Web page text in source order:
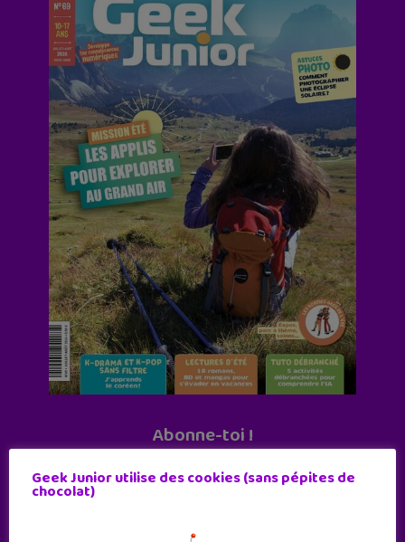
Abonne-toi !
Geek Junior utilise des cookies (sans pépites de
chocolat)